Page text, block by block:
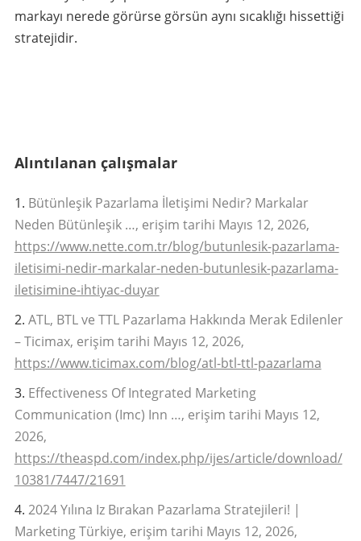
markayı nerede görürse görsün aynı sıcaklığı hissettiği
stratejidir.
Alıntılanan çalışmalar
Bütünleşik Pazarlama İletişimi Nedir? Markalar
Neden Bütünleşik …, erişim tarihi Mayıs 12, 2026,
https://www.nette.com.tr/blog/butunlesik-pazarlama-
iletisimi-nedir-markalar-neden-butunlesik-pazarlama-
iletisimine-ihtiyac-duyar
ATL, BTL ve TTL Pazarlama Hakkında Merak Edilenler
– Ticimax, erişim tarihi Mayıs 12, 2026,
https://www.ticimax.com/blog/atl-btl-ttl-pazarlama
Effectiveness Of Integrated Marketing
Communication (Imc) Inn …, erişim tarihi Mayıs 12,
2026,
https://theaspd.com/index.php/ijes/article/download/
10381/7447/21691
2024 Yılına Iz Bırakan Pazarlama Stratejileri! |
Marketing Türkiye, erişim tarihi Mayıs 12, 2026,